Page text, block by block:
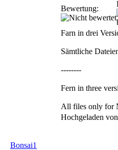
Bewertung:
Farn in drei
Sämtliche
--------
Fern in three
All files only for
Hochgeladen
Bonsai1